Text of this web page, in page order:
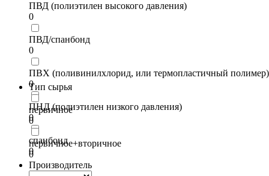
ПВД (полиэтилен высокого давления)
0
ПВД/спанбонд
0
ПВХ (поливинилхлорид, или термопластичный полимер)
0
ПНД (полиэтилен низкого давления)
0
спанбонд
0
Тип сырья
первичное
0
первичное+вторичное
0
Производитель